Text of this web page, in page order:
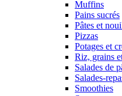
Muffins
Pains sucrés
Pâtes et
Pizzas
Potages et
Riz, grains
Salades de
Salades-
Smoothies